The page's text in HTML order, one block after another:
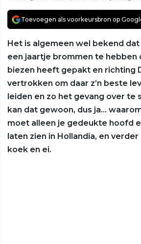
Toevoegen als voorkeursbron op
Het is algemeen wel bekend dat
een jaartje brommen te hebben
biezen heeft gepakt en richting
vertrokken om daar z’n beste
leiden en zo het gevang over te
kan dat gewoon, dus ja…
moet alleen je gedeukte hoofd
laten zien in Hollandia, en
koek en ei.